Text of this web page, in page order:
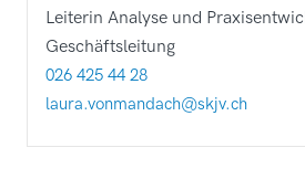
Leiterin Analyse und
Geschäftsleitung
026 425 44 28
laura.vonmandach@skjv.ch